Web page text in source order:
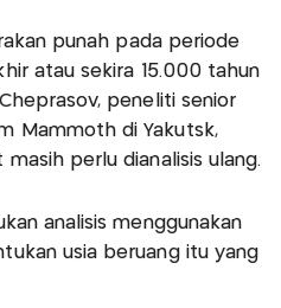
punah pada periode
atau sekira 15.000 tahun
peneliti senior
Mammoth di Yakutsk,
perlu dianalisis ulang.
analisis menggunakan
usia beruang itu yang